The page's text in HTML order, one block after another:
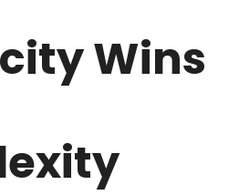
Wins